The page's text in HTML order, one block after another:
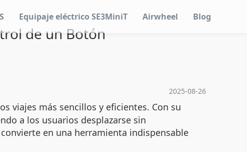
Equipaje eléctrico SE3MiniT Airwheel Blog
de un Botón
2025-08-26
viajes más sencillos y eficientes. Con su
a los usuarios desplazarse sin
en una herramienta indispensable